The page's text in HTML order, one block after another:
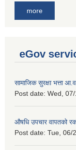
more
eGov
सामाजिक सुरक्षा भत्ता
Post date: Wed,
औषधि उपचार वापतको
Post date: Tue, 06/